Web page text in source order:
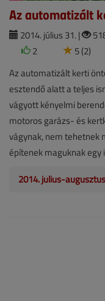
Az automatizált
2014. július 31. |
2
5 (2)
Az automatizált kerti
esztendő alatt a teljes
vágyott kényelmi
motoros garázs- és
vágynak, nem tehetnek
építenek maguknak egy
2014. július-